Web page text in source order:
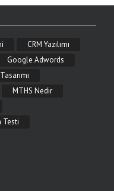
CRM Yazılımı
Google Adwords
MTHS Nedir
Testi